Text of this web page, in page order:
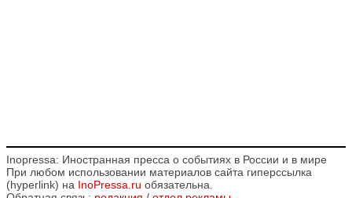
Inopressa: Иностранная пресса о событиях в России и в мире
При любом использовании материалов сайта гиперссылка
(hyperlink) на InoPressa.ru обязательна.